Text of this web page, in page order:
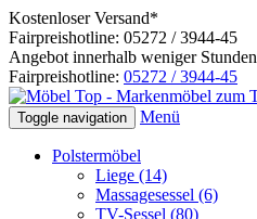
Kostenloser Versand*
Fairpreishotline: 05272 / 3944-45
Angebot innerhalb weniger Stunden
Fairpreishotline: 05272 / 3944-45
Toggle navigation Menü
Polstermöbel
Liege (14)
Massagesessel (6)
TV-Sessel (80)